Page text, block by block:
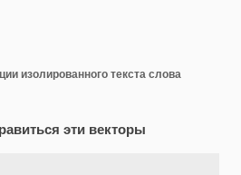
изолированного текста слова
эти векторы